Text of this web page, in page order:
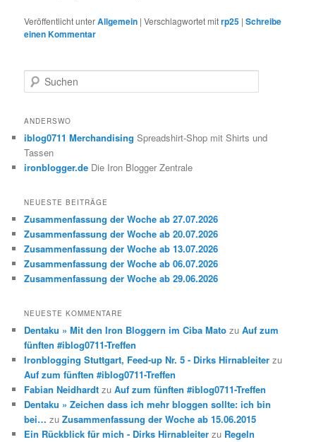
Veröffentlicht unterAllgemein |Verschlagwortet mitrp25 |Schreibe
einen Kommentar
u
h
n
ANDERSWO
iblog0711 Merchandising Spreadshirt-Shop mit Shirts und
Tassen
ironblogger.de Die Iron Blogger Zentrale
NEUESTE BEITRÄGE
Zusammenfassung der Woche ab 27.07.2026
Zusammenfassung der Woche ab 20.07.2026
Zusammenfassung der Woche ab 13.07.2026
Zusammenfassung der Woche ab 06.07.2026
Zusammenfassung der Woche ab 29.06.2026
NEUESTE KOMMENTARE
Dentaku » Mit den Iron Bloggern im Ciba Mato zuAuf zum
fünften #iblog0711-Treffen
Ironblogging Stuttgart, Feed-up Nr. 5 - Dirks Hirnableiter zu
Auf zum fünften #iblog0711-Treffen
Fabian Neidhardt zuAuf zum fünften #iblog0711-Treffen
Dentaku » Zeichen dass ich mehr bloggen sollte: ich bin
bei… zuZusammenfassung der Woche ab 15.06.2015
Ein Rückblick für mich - Dirks Hirnableiter zu Regeln